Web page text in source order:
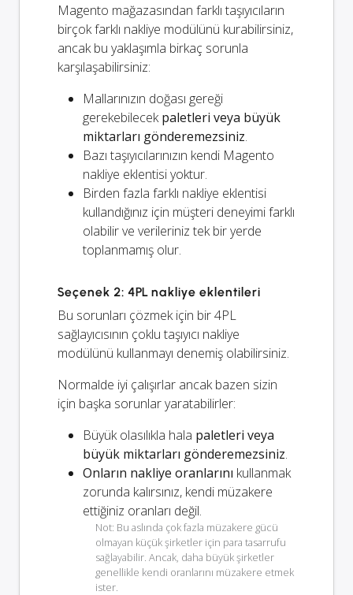
Magento mağazasından farklı taşıyıcıların
birçok farklı nakliye modülünü kurabilirsiniz,
ancak bu yaklaşımla birkaç sorunla
karşılaşabilirsiniz:
Mallarınızın doğası gereği
gerekebilecekpaletleri veya büyük
miktarları gönderemezsiniz.
Bazı taşıyıcılarınızın kendi Magento
nakliye eklentisi yoktur.
Birden fazla farklı nakliye eklentisi
kullandığınız için müşteri deneyimi farklı
olabilir ve verileriniz tek bir yerde
toplanmamış olur.
Seçenek 2: 4PL nakliye eklentileri
Bu sorunları çözmek için bir 4PL
sağlayıcısının çoklu taşıyıcı nakliye
modülünü kullanmayı denemiş olabilirsiniz.
Normalde iyi çalışırlar ancak bazen sizin
için başka sorunlar yaratabilirler:
Büyük olasılıkla hala paletleri veya
büyük miktarları gönderemezsiniz.
Onların nakliye oranlarını kullanmak
zorunda kalırsınız, kendi müzakere
ettiğiniz oranları değil.
Not: Bu aslında çok fazla müzakere gücü
olmayan küçük şirketler için para tasarrufu
sağlayabilir. Ancak, daha büyük şirketler
genellikle kendi oranlarını müzakere etmek
ister.